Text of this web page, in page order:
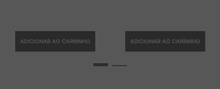
ADICIONAR AO CARRINHO ADICIONAR AO CARRINHO